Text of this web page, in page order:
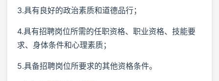
3.具有良好的政治素质和道德品行；
4.具有招聘岗位所需的任职资格、职业资格、技能要
求、身体条件和心理素质；
5.具备招聘岗位所要求的其他资格条件。